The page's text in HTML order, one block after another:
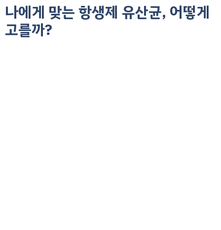
나에게 맞는 항생제 유산균, 어떻게
고를까?